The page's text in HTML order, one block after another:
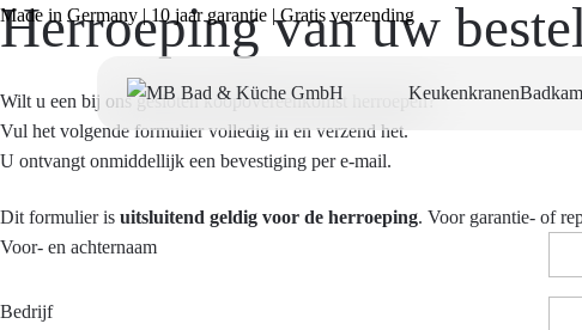
Made in Germany | 10 jaar garantie | Gratis verzending
Keukenkranen
Herroeping van uw
Wilt u een bij ons gesloten koopovereenkomst herroepen?
Vul het volgende formulier volledig in en verzend het.
U ontvangt onmiddellijk een bevestiging per e-mail.
Dit formulier is uitsluitend geldig voor de herroeping. Voor garantie- of
Voor- en achternaam
Bedrijf